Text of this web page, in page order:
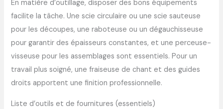
En matière d’outillage, disposer des bons équipements
facilite la tâche. Une scie circulaire ou une scie sauteuse
pour les découpes, une raboteuse ou un dégauchisseuse
pour garantir des épaisseurs constantes, et une perceuse-
visseuse pour les assemblages sont essentiels. Pour un
travail plus soigné, une fraiseuse de chant et des guides
droits apportent une finition professionnelle.
Liste d’outils et de fournitures (essentiels)